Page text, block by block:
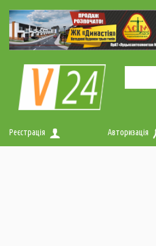
Реєстрація Авторизація